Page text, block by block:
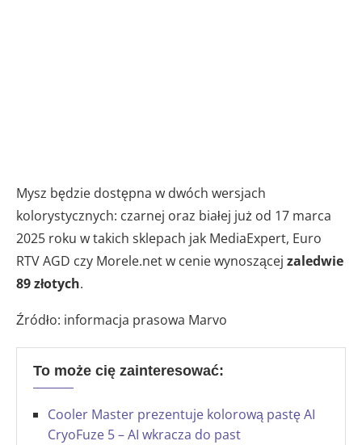
Mysz będzie dostępna w dwóch wersjach
kolorystycznych: czarnej oraz białej już od 17 marca
2025 roku w takich sklepach jak MediaExpert, Euro
RTV AGD czy Morele.net w cenie wynoszącej zaledwie
89 złotych.
Źródło: informacja prasowa Marvo
To może cię zainteresować:
Cooler Master prezentuje kolorową pastę AI
CryoFuze 5 – AI wkracza do past